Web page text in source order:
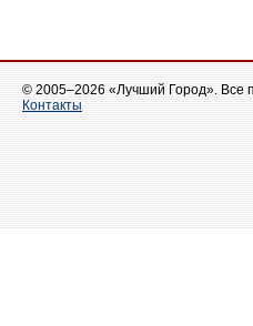
© 2005–2026 «Лучший Город». Все
Контакты